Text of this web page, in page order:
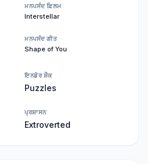
ਮਨਪਸੰਦ ਫ਼ਿਲਮ
Interstellar
ਮਨਪਸੰਦ ਗੀਤ
Shape of You
ਇਨਡੋਰ ਸ਼ੌਕ
Puzzles
ਪ੍ਰਸ਼ਾਸਨ
Extroverted